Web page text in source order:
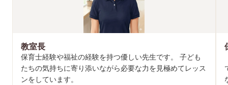
教室長
保育士経験や福祉の経験を持つ優しい先生です。 子ども
たちの気持ちに寄り添いながら必要な力を見極めてレッス
ンをしています。